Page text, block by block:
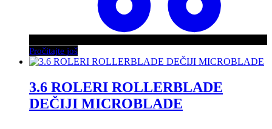
Pročitajte još
3.6 ROLERI ROLLERBLADE
DEČIJI MICROBLADE